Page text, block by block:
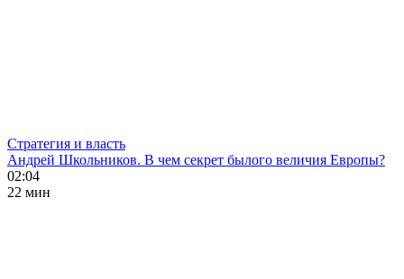
Стратегия и власть
Андрей Школьников. В чем секрет былого величия Европы?
02:04
22 мин